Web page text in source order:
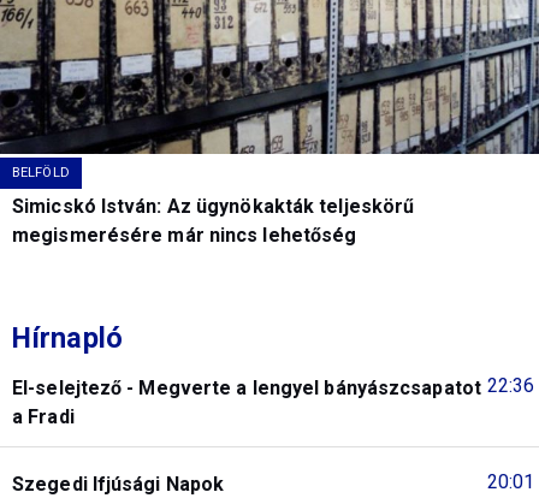
BELFÖLD
Simicskó István: Az ügynökakták teljeskörű
megismerésére már nincs lehetőség
Hírnapló
22:36
El-selejtező - Megverte a lengyel bányászcsapatot
a Fradi
20:01
Szegedi Ifjúsági Napok